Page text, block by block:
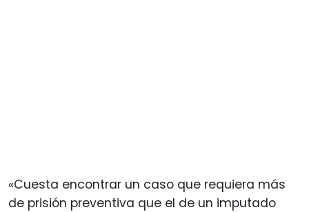
«Cuesta encontrar un caso que requiera más
de prisión preventiva que el de un imputado